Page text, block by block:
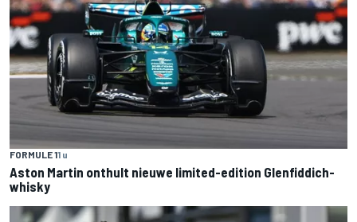
FORMULE 11 u
Aston Martin onthult nieuwe limited-edition Glenfiddich-
whisky